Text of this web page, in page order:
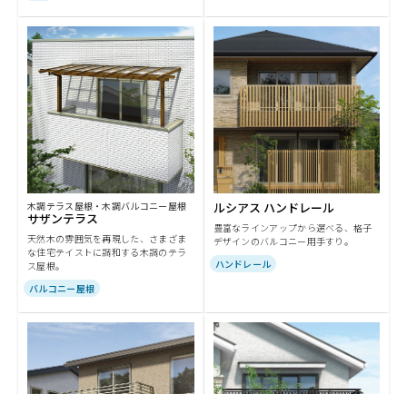
木調テラス屋根・木調バルコニー屋根
サザンテラス
天然木の雰囲気を再現した、さまざま
な住宅テイストに調和する木調のテラ
ス屋根。
バルコニー屋根
ルシアス ハンドレール
豊富なラインアップから選べる、格子
デザインのバルコニー用手すり。
ハンドレール